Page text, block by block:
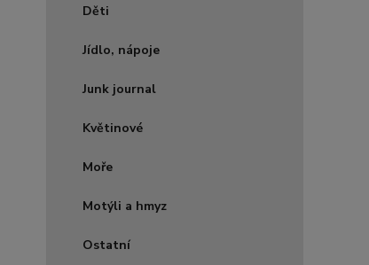
Děti
Jídlo, nápoje
Junk journal
Květinové
Moře
Motýli a hmyz
Ostatní